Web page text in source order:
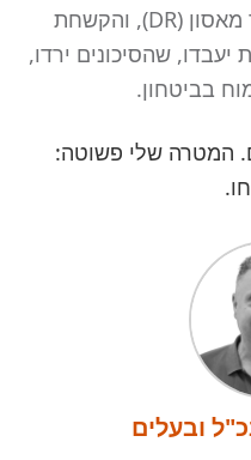
ניטור וזמינות, גיבוי ושחזור מאסון (DR), והקשחת
שהסיכונים ירדו,
בביטחון.
המטרה שלי פשוטה:
ובעלים